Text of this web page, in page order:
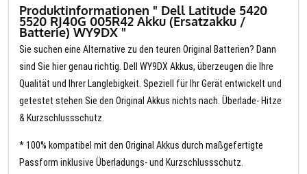
Produktinformationen " Dell Latitude 5420
5520 RJ40G 005R42 Akku (Ersatzakku /
Batterie) WY9DX "
Sie suchen eine Alternative zu den teuren Original Batterien? Dann
sind Sie hier genau richtig. Dell WY9DX Akkus, überzeugen die Ihre
Qualität und Ihrer Langlebigkeit. Speziell für Ihr Gerät entwickelt und
getestet stehen Sie den Original Akkus nichts nach. Überlade- Hitze
& Kurzschlussschutz.
* 100% kompatibel mit den Original Akkus durch maßgefertigte
Passform inklusive Überladungs- und Kurzschlussschutz.